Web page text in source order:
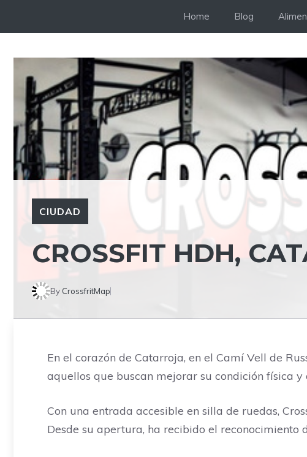
Home Blog
CIUDAD
CROSSFIT HDH,
By CrossfritMap
En el corazón de Catarroja, en el Camí Vell de
aquellos que buscan mejorar su condición física y
Con una entrada accesible en silla de ruedas,
Desde su apertura, ha recibido el reconocimiento